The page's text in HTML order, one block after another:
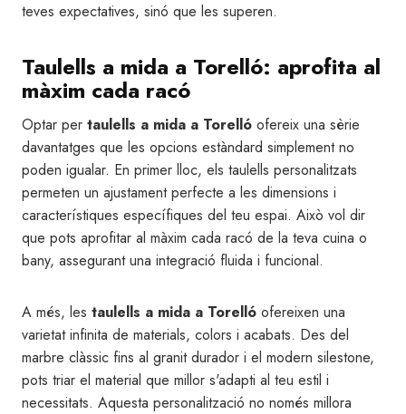
teves expectatives, sinó que les superen.
Taulells a mida a Torelló: aprofita al
màxim cada racó
Optar per taulells a mida a Torelló ofereix una sèrie
davantatges que les opcions estàndard simplement no
poden igualar. En primer lloc, els taulells personalitzats
permeten un ajustament perfecte a les dimensions i
característiques específiques del teu espai. Això vol dir
que pots aprofitar al màxim cada racó de la teva cuina o
bany, assegurant una integració fluida i funcional.
A més, les taulells a mida a Torelló ofereixen una
varietat infinita de materials, colors i acabats. Des del
marbre clàssic fins al granit durador i el modern silestone,
pots triar el material que millor s'adapti al teu estil i
necessitats. Aquesta personalització no només millora